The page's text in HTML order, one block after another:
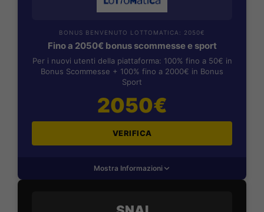
BONUS BENVENUTO LOTTOMATICA: 2050€
Fino a 2050€ bonus scommesse e sport
Per i nuovi utenti della piattaforma: 100% fino a 50€ in
Bonus Scommesse + 100% fino a 2000€ in Bonus
Sport
2050€
VERIFICA
Mostra Informazioni